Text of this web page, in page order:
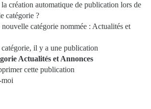
création automatique de publication lors de
catégorie ?
catégorie nommée : Actualités et
il y a une publication
Actualités et Annonces
cette publication
moi